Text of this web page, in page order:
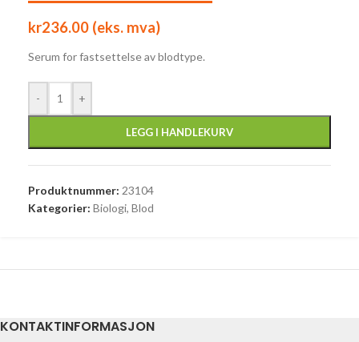
kr236.00 (eks. mva)
Serum for fastsettelse av blodtype.
- +
LEGG I HANDLEKURV
Produktnummer: 23104
Kategorier: Biologi, Blod
KONTAKTINFORMASJON